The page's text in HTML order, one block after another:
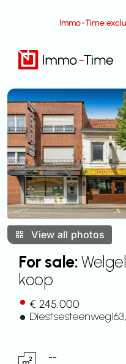
Immo-Time
View all photos
For sale:
koop
€ 245.000
Diestsesteenweg163
--